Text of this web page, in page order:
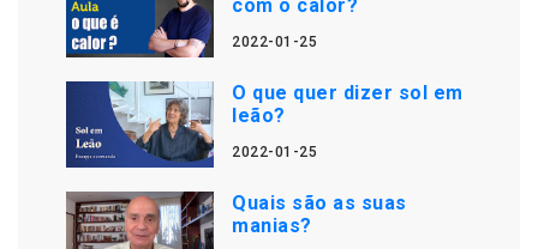
com o calor?
2022-01-25
O que quer dizer sol em
leão?
2022-01-25
Quais são as suas
manias?